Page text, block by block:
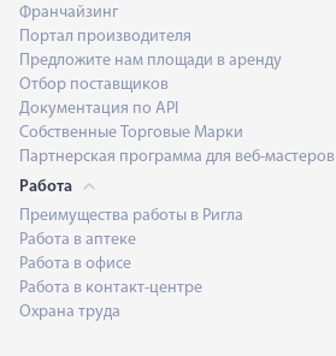
Франчайзинг
Портал производителя
Предложите нам площади в аренду
Отбор поставщиков
Документация по API
Собственные Торговые Марки
Партнерская программа для веб-мастеров
Работа
Преимущества работы в Ригла
Работа в аптеке
Работа в офисе
Работа в контакт-центре
Охрана труда